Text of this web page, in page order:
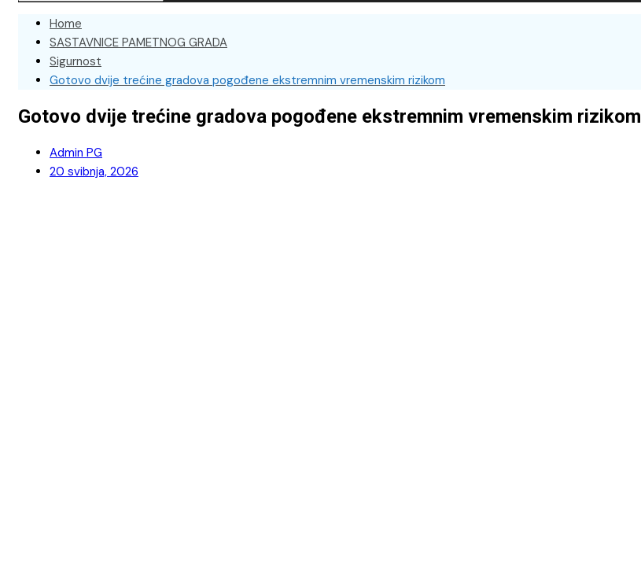
Home
SASTAVNICE PAMETNOG GRADA
Sigurnost
Gotovo dvije trećine gradova pogođene ekstremnim vremenskim rizikom
Gotovo dvije trećine gradova pogođene ekstremnim vremenskim rizikom
Admin PG
20 svibnja, 2026